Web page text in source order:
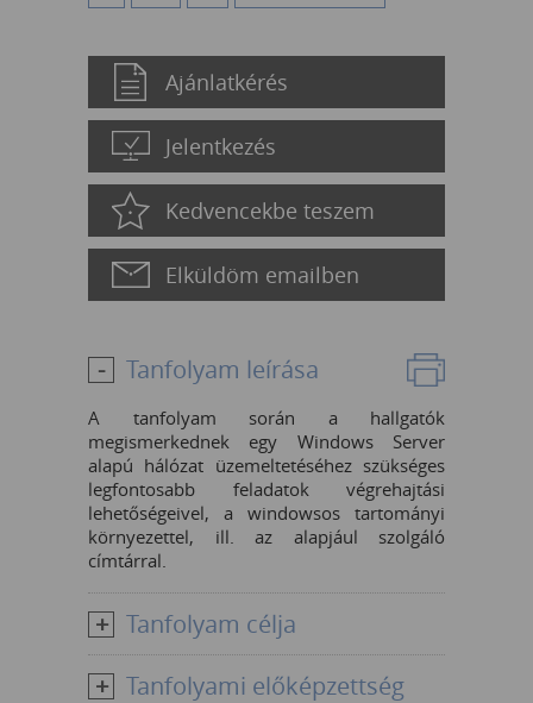
Ajánlatkérés
Jelentkezés
Kedvencekbe teszem
Elküldöm emailben
Tanfolyam leírása
A tanfolyam során a hallgatók
megismerkednek egy Windows Server
alapú hálózat üzemeltetéséhez szükséges
legfontosabb feladatok végrehajtási
lehetőségeivel, a windowsos tartományi
környezettel, ill. az alapjául szolgáló
címtárral.
Tanfolyam célja
Tanfolyami előképzettség